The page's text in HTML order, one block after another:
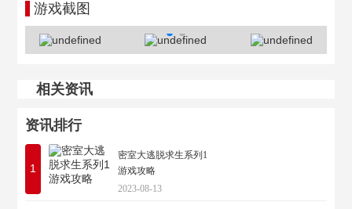
游戏截图
相关资讯
资讯排行
1
密室大逃脱求生系列1
游戏攻略
2023-08-13